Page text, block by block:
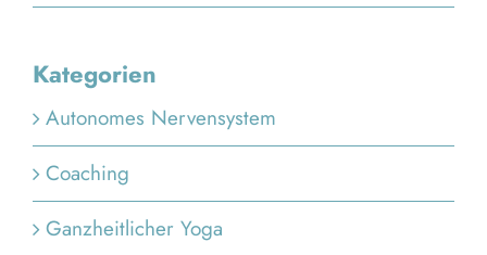
Kategorien
Autonomes Nervensystem
Coaching
Ganzheitlicher Yoga